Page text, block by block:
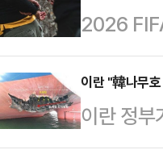
채널 방
월3…
에볼라
다. 노출
라 바이러
간다에서
2026
해 10명
테우이칭
을 잃었
이란 "韓나무
이란 정
문이다”